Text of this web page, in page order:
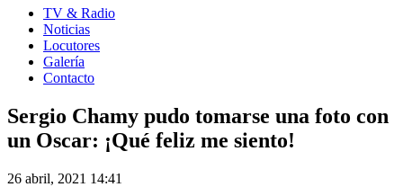
TV & Radio
Noticias
Locutores
Galería
Contacto
Sergio Chamy pudo tomarse una foto con
un Oscar: ¡Qué feliz me siento!
26 abril, 2021 14:41